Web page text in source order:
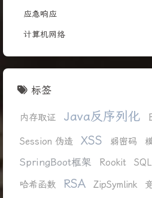
应急响应
计算机网络
标签
内存取证 Java反序列化
Session 伪造 XSS 弱密码
SpringBoot框架 Rookit
哈希函数 RSA ZipSymlink